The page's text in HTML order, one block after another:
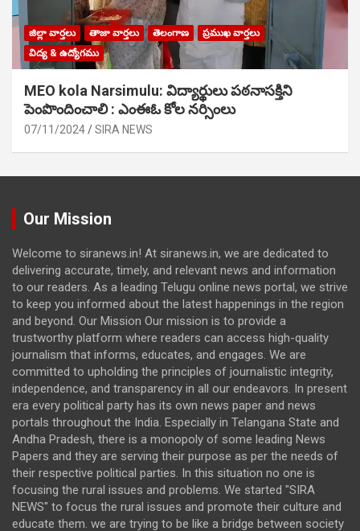
జిల్లా వార్తలు తాజా వార్తలు తెలంగాణ
ప్రముఖ వార్తలు
విద్య & ఉద్యోగము
MEO kola Narsimulu: విద్యార్థులు పఠ‌నాసక్తిని
పెంపొందించాలి : ఎంఈఓ కోల నర్సింలు
07/11/2024 SIRA NEWS
Our Mission
Welcome to siranews.in! At siranews.in, we are dedicated to
delivering accurate, timely, and relevant news and information
to our readers. As a leading Telugu online news portal, we strive
to keep you informed about the latest happenings in the region
and beyond. Our Mission Our mission is to provide a
trustworthy platform where readers can access high-quality
journalism that informs, educates, and engages. We are
committed to upholding the principles of journalistic integrity,
independence, and transparency in all our endeavors. In present
era every political party has its own news paper and news
portals throughout the India. Especially in Telangana State and
Andha Pradesh, there is a monopoly of some leading News
Papers and they are serving their purpose as per the needs of
their respective political parties. In this situation no one is
focusing the rural issues and problems. We started "SIRA
NEWS" to focus the rural issues and promote their culture and
educate them. we are trying to be like a bridge between society